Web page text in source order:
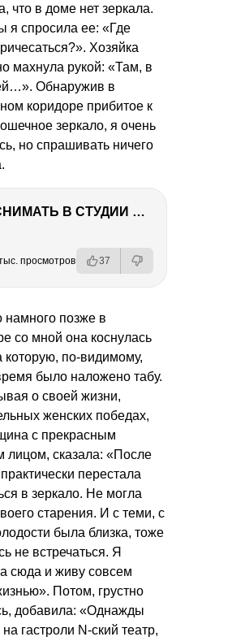
что в доме нет зеркала.
я спросила ее: «Где
Хозяйка
махнула рукой: «Там, в
Обнаружив в
коридоре прибитое к
зеркало, я очень
но спрашивать ничего
КАК СНИМАТЬ В СТУДИИ СО ВСПЫШКАМИ
просмотров 37
намного позже в
со мной она коснулась
которую, по-видимому,
было наложено табу.
о своей жизни,
женских победах,
с прекрасным
лицом, сказала: «После
перестала
в зеркало. Не могла
старения. И с теми, с
была близка, тоже
не встречаться. Я
сюда и живу совсем
Потом, грустно
добавила: «Однажды
гастроли N-ский театр,